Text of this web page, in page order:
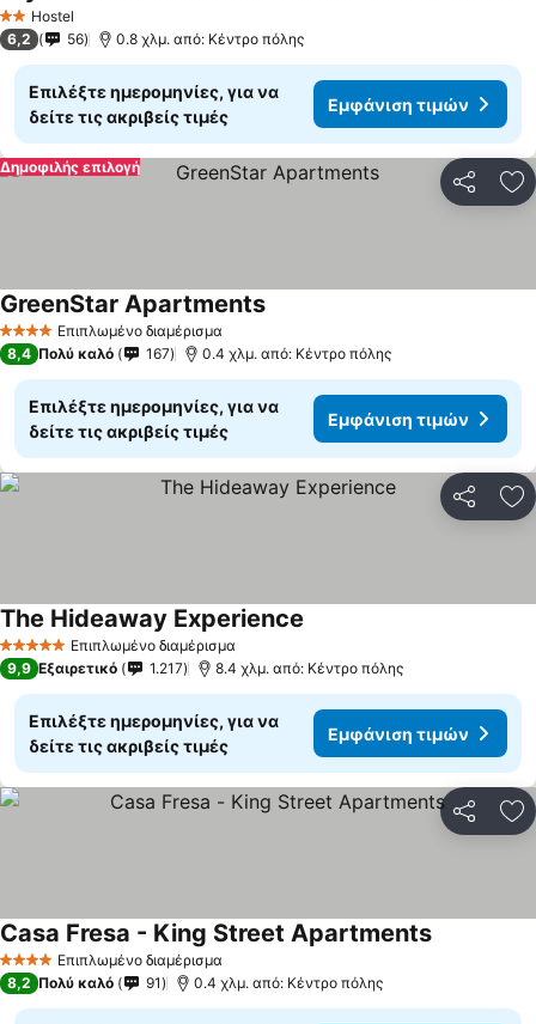
2 Αστέρια
Hostel
Εμφάνιση τιμών
6,2 56 0.8 χλμ. από: Κέντρο πόλης
Επιλέξτε ημερομηνίες, για να
δείτε τις ακριβείς τιμές
Εμφάνιση τιμών
Δημοφιλής επιλογή
4 ΑστέριαΕπιπλωμένο διαμέρισμα
GreenStar ApartmentsΕμφάνιση τιμών
8,4 Πολύ καλό 167 0.4 χλμ. από: Κέντρο πόλης
Επιλέξτε ημερομηνίες, για να
δείτε τις ακριβείς τιμές
Εμφάνιση τιμών
5 Αστέρια Επιπλωμένο διαμέρισμα
The Hideaway Experience
9,9 Εξαιρετικό 1.217 8.4 χλμ. από: Κέντρο πόλης
Επιλέξτε ημερομηνίες, για να
δείτε τις ακριβείς τιμές
Εμφάνιση τιμών
4 ΑστέριαΕπιπλωμένο διαμέρισμα
Casa Fresa - King Street ApartmentsΕμφάνιση
8,2 Πολύ καλό 91 0.4 χλμ. από: Κέντρο πόλης